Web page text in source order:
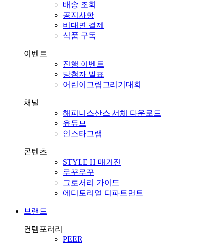
배송 조회
공지사항
비대면 결제
식품 구독
이벤트
진행 이벤트
당첨자 발표
어린이그림그리기대회
채널
해피니스산스 서체 다운로드
유튜브
인스타그램
콘텐츠
STYLE H 매거진
루꾸루꾸
그로서리 가이드
에디토리얼 디파트먼트
브랜드
컨템포러리
PEER